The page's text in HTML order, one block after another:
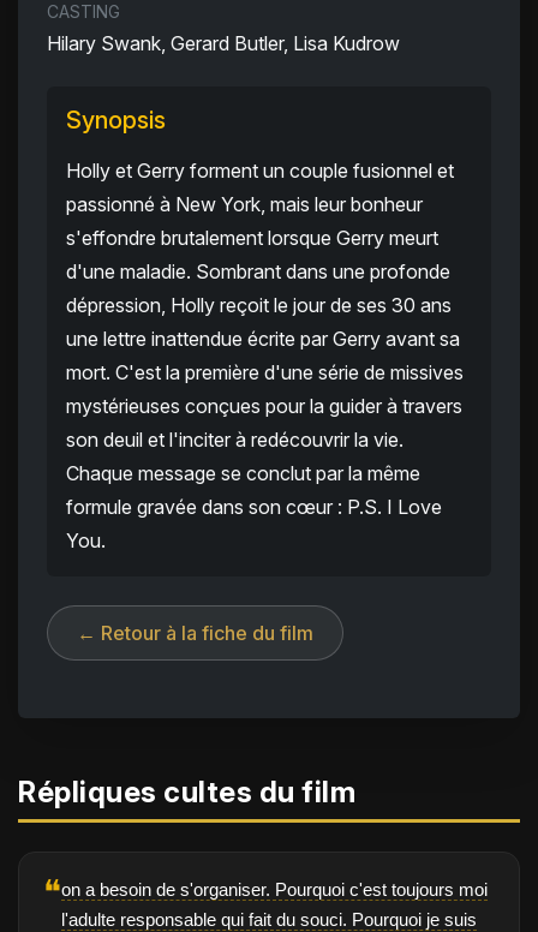
CASTING
Hilary Swank, Gerard Butler, Lisa Kudrow
Synopsis
Holly et Gerry forment un couple fusionnel et
passionné à New York, mais leur bonheur
s'effondre brutalement lorsque Gerry meurt
d'une maladie. Sombrant dans une profonde
dépression, Holly reçoit le jour de ses 30 ans
une lettre inattendue écrite par Gerry avant sa
mort. C'est la première d'une série de missives
mystérieuses conçues pour la guider à travers
son deuil et l'inciter à redécouvrir la vie.
Chaque message se conclut par la même
formule gravée dans son cœur : P.S. I Love
You.
← Retour à la fiche du film
Répliques cultes du film
❝on a besoin de s'organiser. Pourquoi c'est toujours moi
l'adulte responsable qui fait du souci. Pourquoi je suis